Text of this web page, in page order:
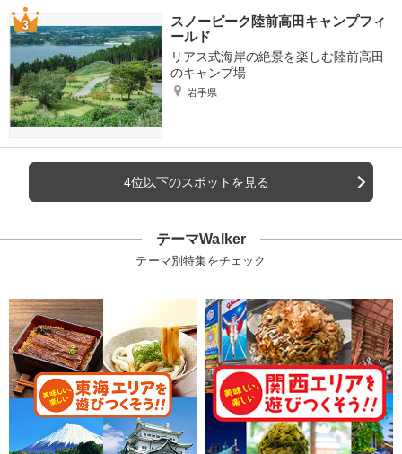
スノーピーク陸前高田キャンプフィ
ールド
リアス式海岸の絶景を楽しむ陸前高田
のキャンプ場
岩手県
4位以下のスポットを見る
テーマWalker
テーマ別特集をチェック